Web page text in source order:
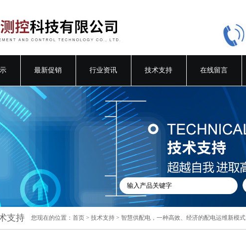
最新促销 行业资讯 技术支持 在线留言
支持 您现在的位置： 首页 > 技术支持 > 智慧供配电，一种高效、经济的配电运维新模式